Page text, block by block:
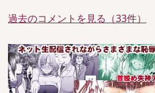
過去のコメントを見る（33件）